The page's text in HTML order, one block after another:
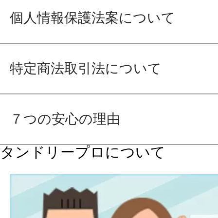
個人情報保護法案について
特定商法取引法について
７つの安心の理由
タンドリープロについて